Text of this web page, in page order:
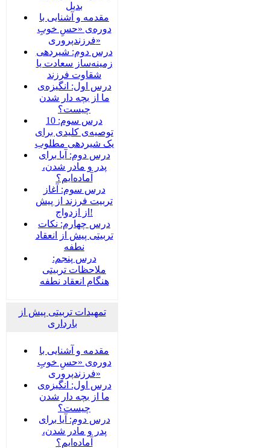
بدیل
مقدمه و آشنایی با
دوره‌ی «حسِ خوبِ
فرزندپروری»
درس دوم: شیردهی
زمینه‌ساز سعادت یا
شقاوت فرزند
درس اول: انگیزه‌ی
ما از بچه دار شدن
چیست؟
درس سوم: 10
توصیه‌ی کلیدی برای
یک شیردهی مطلوب
درس دوم: آیا برای
پدر و مادر شدن،
آماده‌ایم؟
درس سوم: آغاز
تربیت فرزند از پیش
از ازدواج!
درس چهارم: نکات
تربیتی پیش از انعقاد
نطفه
درس پنجم:
ملاحظات تربیتی
هنگام انعقاد نطفه
تمهیدات تربیتی پیش از
بارداری
مقدمه و آشنایی با
دوره‌ی «حسِ خوبِ
فرزندپروری»
درس اول: انگیزه‌ی
ما از بچه دار شدن
چیست؟
درس دوم: آیا برای
پدر و مادر شدن،
آماده‌ایم؟